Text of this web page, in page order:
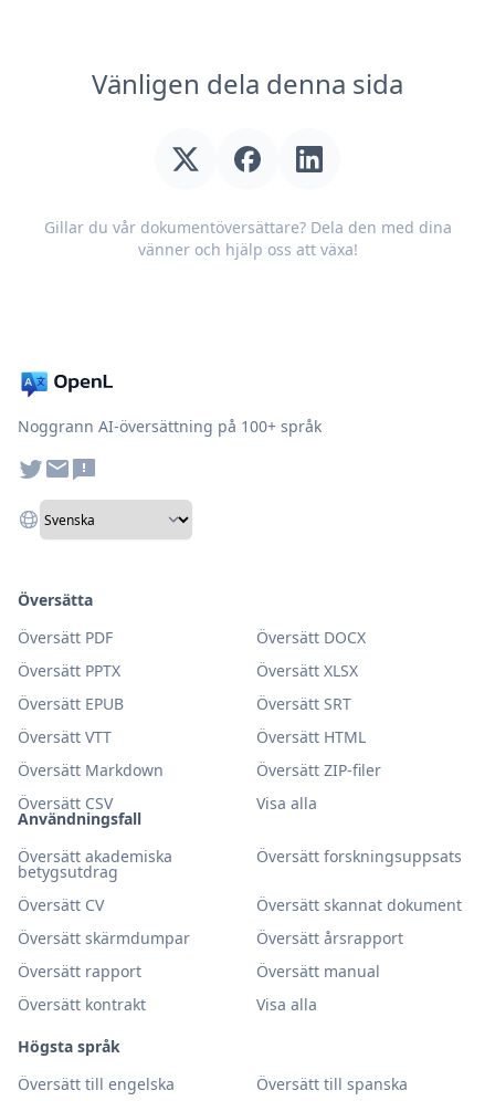
Vänligen dela denna sida
Gillar du vår dokumentöversättare? Dela den med dina
vänner och hjälp oss att växa!
Noggrann AI-översättning på 100+ språk
Användningsfall
Översätt akademiska
betygsutdrag
Översätt forskningsuppsats
Översätt CV
Översätt skannat dokument
Översätt skärmdumpar
Översätt årsrapport
Översätt rapport
Översätt manual
Översätt kontrakt
Visa alla
Högsta språk
Översätt till engelska
Översätt till spanska
Översätta
Översätt PDF
Översätt DOCX
Översätt PPTX
Översätt XLSX
Översätt EPUB
Översätt SRT
Översätt VTT
Översätt HTML
Översätt Markdown
Översätt ZIP-filer
Översätt CSV
Visa alla